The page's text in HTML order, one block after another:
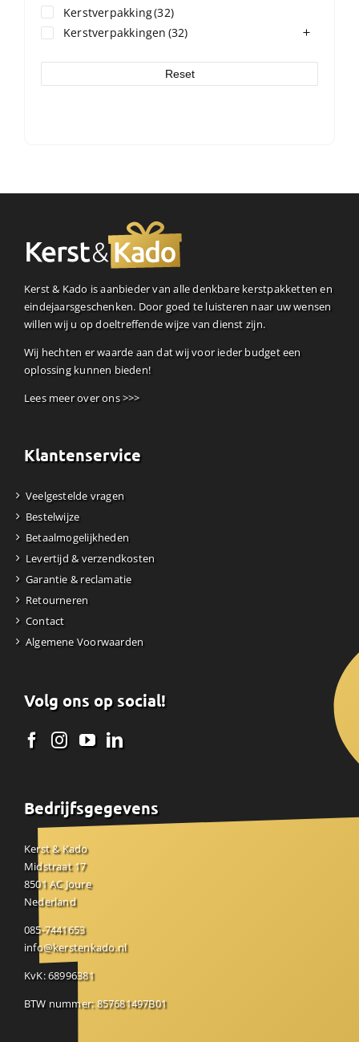
Kerstverpakking(32)
Kerstverpakkingen (32)
Reset
Kerst & Kado is aanbieder van alle denkbare kerstpakketten en
eindejaarsgeschenken. Door goed te luisteren naar uw wensen
willen wij u op doeltreffende wijze van dienst zijn.
Wij hechten er waarde aan dat wij voor ieder budget een
oplossing kunnen bieden!
Lees meer over ons >>>
Klantenservice
Veelgestelde vragen
Bestelwijze
Betaalmogelijkheden
Levertijd & verzendkosten
Garantie & reclamatie
Retourneren
Contact
Algemene Voorwaarden
Volg ons op social!
Bedrijfsgegevens
Kerst & Kado
Midstraat 17
8501 AC Joure
Nederland
085-7441653
info@kerstenkado.nl
KvK: 68996381
BTW nummer: 857681497B01